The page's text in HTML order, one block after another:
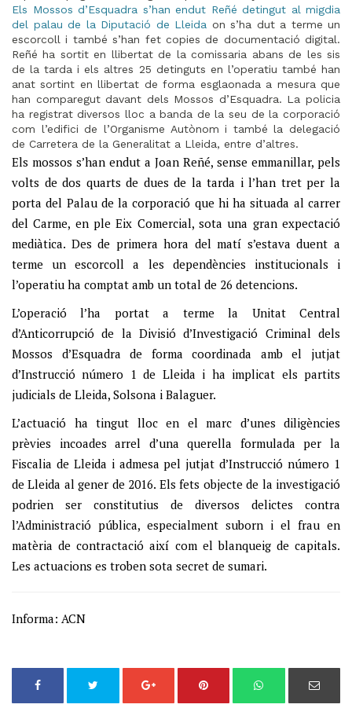
Els Mossos d’Esquadra s’han endut Reñé detingut al migdia
del palau de la Diputació de Lleida on s’ha dut a terme un
escorcoll i també s’han fet copies de documentació digital.
Reñé ha sortit en llibertat de la comissaria abans de les sis
de la tarda i els altres 25 detinguts en l’operatiu també han
anat sortint en llibertat de forma esglaonada a mesura que
han comparegut davant dels Mossos d’Esquadra. La policia
ha registrat diversos lloc a banda de la seu de la corporació
com l’edifici de l’Organisme Autònom i també la delegació
de Carretera de la Generalitat a Lleida, entre d’altres.
Els mossos s’han endut a Joan Reñé, sense emmanillar, pels
volts de dos quarts de dues de la tarda i l’han tret per la
porta del Palau de la corporació que hi ha situada al carrer
del Carme, en ple Eix Comercial, sota una gran expectació
mediàtica. Des de primera hora del matí s’estava duent a
terme un escorcoll a les dependències institucionals i
l’operatiu ha comptat amb un total de 26 detencions.
L’operació l’ha portat a terme la Unitat Central
d’Anticorrupció de la Divisió d’Investigació Criminal dels
Mossos d’Esquadra de forma coordinada amb el jutjat
d’Instrucció número 1 de Lleida i ha implicat els partits
judicials de Lleida, Solsona i Balaguer.
L’actuació ha tingut lloc en el marc d’unes diligències
prèvies incoades arrel d’una querella formulada per la
Fiscalia de Lleida i admesa pel jutjat d’Instrucció número 1
de Lleida al gener de 2016. Els fets objecte de la investigació
podrien ser constitutius de diversos delictes contra
l’Administració pública, especialment suborn i el frau en
matèria de contractació així com el blanqueig de capitals.
Les actuacions es troben sota secret de sumari.
Informa: ACN